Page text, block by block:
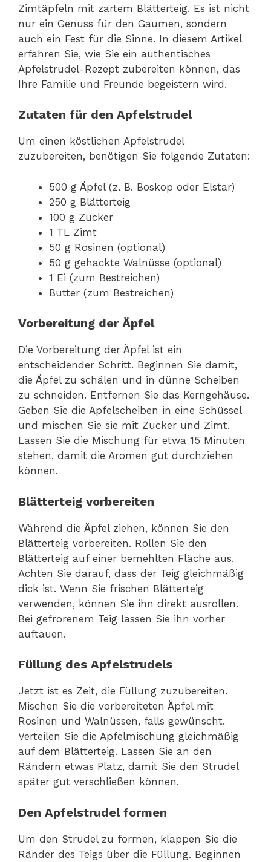
Zimtäpfeln mit zartem Blätterteig. Es ist nicht
nur ein Genuss für den Gaumen, sondern
auch ein Fest für die Sinne. In diesem Artikel
erfahren Sie, wie Sie ein authentisches
Apfelstrudel-Rezept zubereiten können, das
Ihre Familie und Freunde begeistern wird.
Zutaten für den Apfelstrudel
Um einen köstlichen Apfelstrudel
zuzubereiten, benötigen Sie folgende Zutaten:
500 g Äpfel (z. B. Boskop oder Elstar)
250 g Blätterteig
100 g Zucker
1 TL Zimt
50 g Rosinen (optional)
50 g gehackte Walnüsse (optional)
1 Ei (zum Bestreichen)
Butter (zum Bestreichen)
Vorbereitung der Äpfel
Die Vorbereitung der Äpfel ist ein
entscheidender Schritt. Beginnen Sie damit,
die Äpfel zu schälen und in dünne Scheiben
zu schneiden. Entfernen Sie das Kerngehäuse.
Geben Sie die Apfelscheiben in eine Schüssel
und mischen Sie sie mit Zucker und Zimt.
Lassen Sie die Mischung für etwa 15 Minuten
stehen, damit die Aromen gut durchziehen
können.
Blätterteig vorbereiten
Während die Äpfel ziehen, können Sie den
Blätterteig vorbereiten. Rollen Sie den
Blätterteig auf einer bemehlten Fläche aus.
Achten Sie darauf, dass der Teig gleichmäßig
dick ist. Wenn Sie frischen Blätterteig
verwenden, können Sie ihn direkt ausrollen.
Bei gefrorenem Teig lassen Sie ihn vorher
auftauen.
Füllung des Apfelstrudels
Jetzt ist es Zeit, die Füllung zuzubereiten.
Mischen Sie die vorbereiteten Äpfel mit
Rosinen und Walnüssen, falls gewünscht.
Verteilen Sie die Apfelmischung gleichmäßig
auf dem Blätterteig. Lassen Sie an den
Rändern etwas Platz, damit Sie den Strudel
später gut verschließen können.
Den Apfelstrudel formen
Um den Strudel zu formen, klappen Sie die
Ränder des Teigs über die Füllung. Beginnen